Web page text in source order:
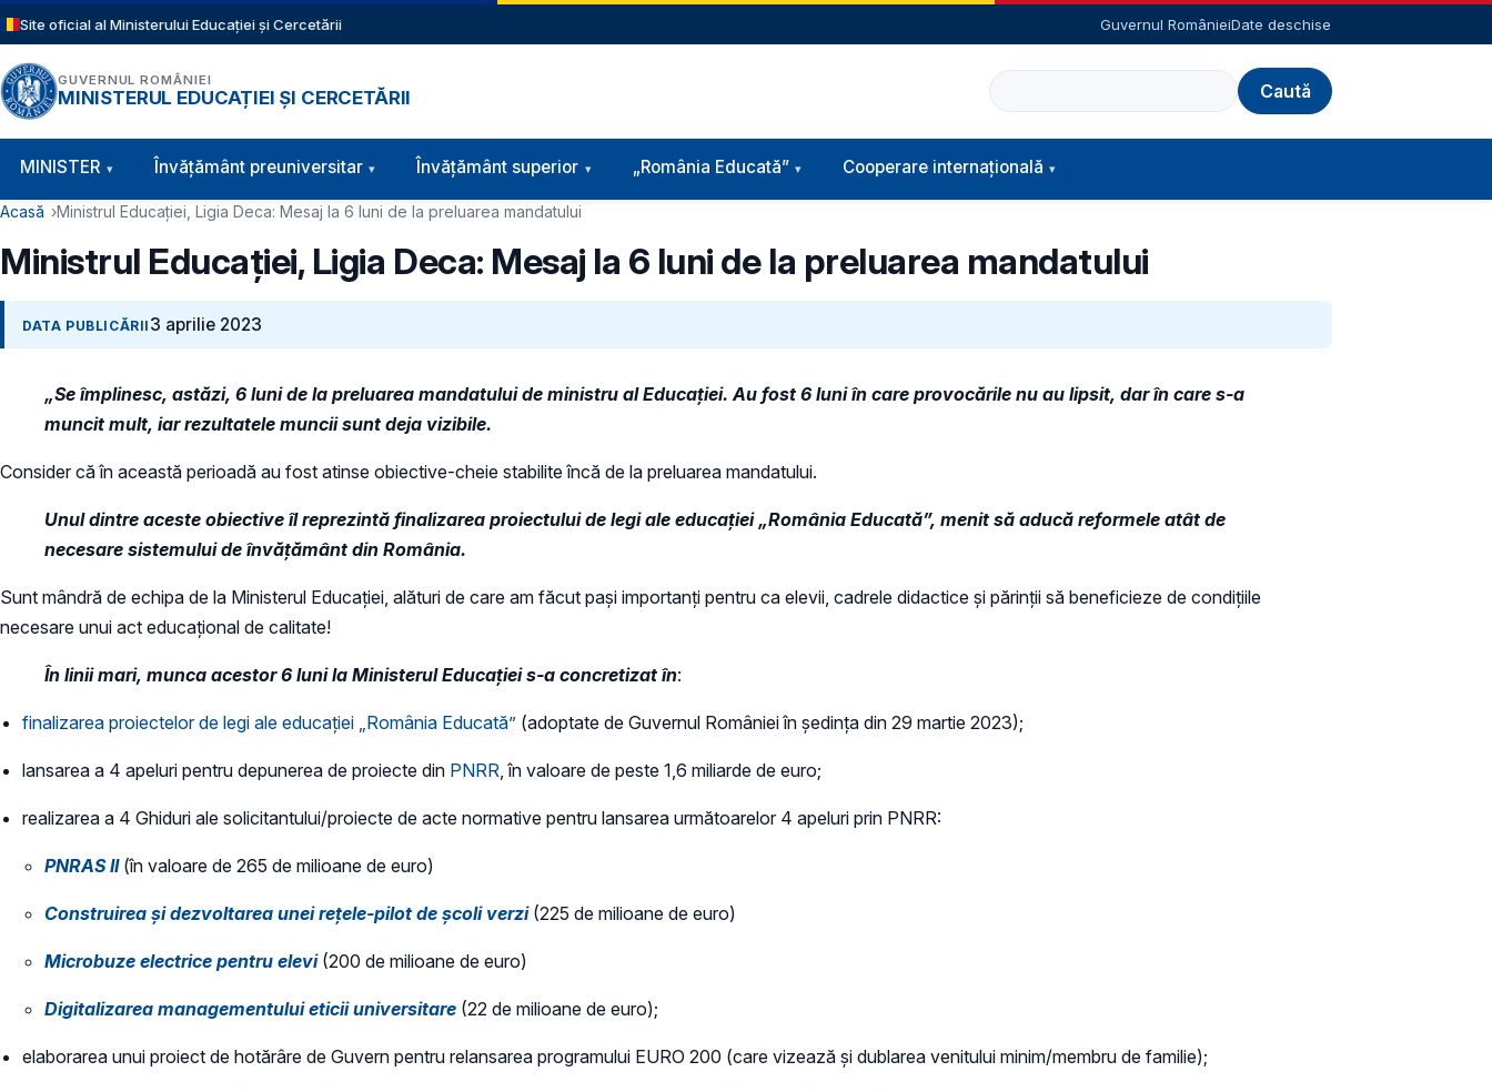
Sari la conținutul principal
Site oficial al Ministerului Educației și Cercetării Guvernul RomânieiDate deschise
GUVERNUL ROMÂNIEI
MINISTERUL EDUCAȚIEI ȘI CERCETĂRII
Caută
Navigație principală
MINISTER Învăţământ preuniversitar Învățământ superior „România Educată” Cooperare internațională
Cale de navigare
Acasă Ministrul Educației, Ligia Deca: Mesaj la 6 luni de la preluarea mandatului
Ministrul Educației, Ligia Deca: Mesaj la 6 luni de la preluarea mandatului
DATA PUBLICĂRII 3 aprilie 2023
„Se împlinesc, astăzi, 6 luni de la preluarea mandatului de ministru al Educației. Au fost 6 luni în care provocările nu au lipsit, dar în care s-a
muncit mult, iar rezultatele muncii sunt deja vizibile.
Consider că în această perioadă au fost atinse obiective-cheie stabilite încă de la preluarea mandatului.
Unul dintre aceste obiective îl reprezintă finalizarea proiectului de legi ale educației „România Educată”, menit să aducă reformele atât de
necesare sistemului de învățământ din România.
Sunt mândră de echipa de la Ministerul Educației, alături de care am făcut pași importanți pentru ca elevii, cadrele didactice și părinții să beneficieze de condițiile
necesare unui act educațional de calitate!
În linii mari, munca acestor 6 luni la Ministerul Educației s-a concretizat în:
finalizarea proiectelor de legi ale educației „România Educată” (adoptate de Guvernul României în ședința din 29 martie 2023);
lansarea a 4 apeluri pentru depunerea de proiecte din PNRR, în valoare de peste 1,6 miliarde de euro;
realizarea a 4 Ghiduri ale solicitantului/proiecte de acte normative pentru lansarea următoarelor 4 apeluri prin PNRR:
PNRAS II(în valoare de 265 de milioane de euro)
Construirea și dezvoltarea unei rețele-pilot de școli verzi(225 de milioane de euro)
Microbuze electrice pentru elevi(200 de milioane de euro)
Digitalizarea managementului eticii universitare (22 de milioane de euro);
elaborarea unui proiect de hotărâre de Guvern pentru relansarea programului EURO 200 (care vizează și dublarea venitului minim/membru de familie);